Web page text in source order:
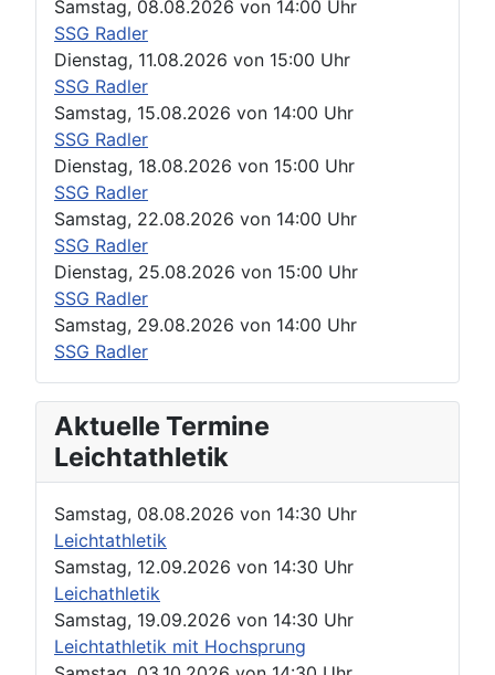
Samstag, 08.08.2026 von 14:00 Uhr
SSG Radler
Dienstag, 11.08.2026 von 15:00 Uhr
SSG Radler
Samstag, 15.08.2026 von 14:00 Uhr
SSG Radler
Dienstag, 18.08.2026 von 15:00 Uhr
SSG Radler
Samstag, 22.08.2026 von 14:00 Uhr
SSG Radler
Dienstag, 25.08.2026 von 15:00 Uhr
SSG Radler
Samstag, 29.08.2026 von 14:00 Uhr
SSG Radler
Aktuelle Termine
Leichtathletik
Samstag, 08.08.2026 von 14:30 Uhr
Leichtathletik
Samstag, 12.09.2026 von 14:30 Uhr
Leichathletik
Samstag, 19.09.2026 von 14:30 Uhr
Leichtathletik mit Hochsprung